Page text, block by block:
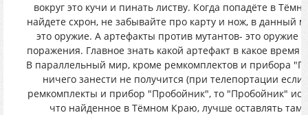
вокруг это кучи и пинать листву. Когда попадёте в
найдете схрон, не забывайте про карту и нож, в данный
это оружие. А артефакты против мутантов- это оружие
поражения. Главное знать какой артефакт в какое время
В параллельный мир, кроме ремкомплектов и прибора
ничего занести не получится (при телепортации если
ремкомплекты и прибор "Пробойник", то "Пробойник"
что найденное в Тёмном Краю, лучше оставлять там,